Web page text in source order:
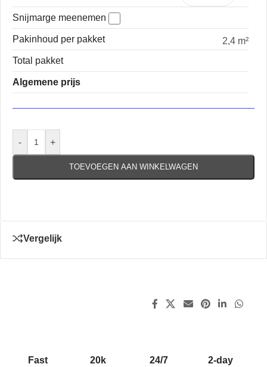
Snijmarge meenemen
Pakinhoud per pakket
2,4 m²
Total pakket
Algemene prijs
- +
TOEVOEGEN AAN WINKELWAGEN
Vergelijk
Fast
20k
24/7
2-day